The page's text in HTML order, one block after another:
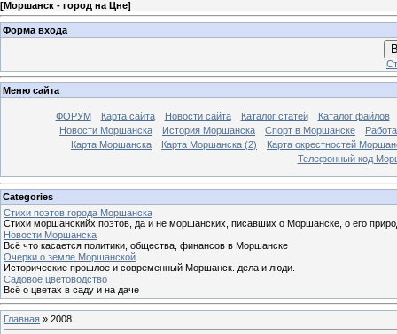
[Моршанск - город на Цне]
Форма входа
Меню сайта
ФОРУМ Карта сайта Новости сайта Каталог статей
Каталог файлов
Новости Моршанска
История Моршанска Спорт в Моршанске
Карта Моршанска
Карта Моршанска (2)
Карта окрестностей
Телефонный код
Categories
Стихи поэтов города Моршанска
Стихи моршанскийх поэтов, да и не моршанских, писавших о Моршанске, о его
Новости Моршанска
Всё что касается политики, общества, финансов в Моршанске
Очерки о земле Моршанской
Исторические прошлое и современный Моршанск. дела и люди.
Садовое цветоводство
Всё о цветах в саду и на даче
Главная » 2008